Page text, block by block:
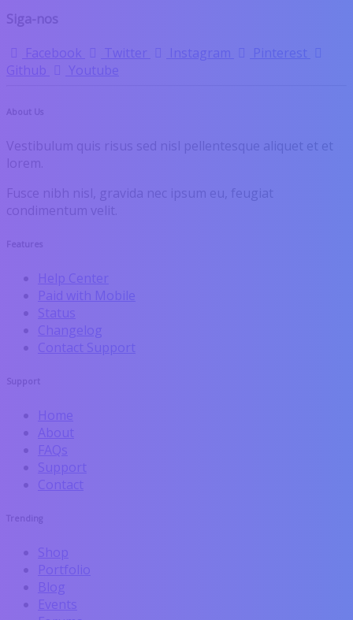
Siga-nos
Facebook
Twitter Instagram
Pinterest
Github
Youtube
About Us
Vestibulum quis risus sed nisl pellentesque aliquet et et
lorem.
Fusce nibh nisl, gravida nec ipsum eu, feugiat
condimentum velit.
Features
Help Center
Paid with Mobile
Status
Changelog
Contact Support
Support
Home
About
FAQs
Support
Contact
Trending
Shop
Portfolio
Blog
Events